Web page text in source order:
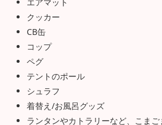
エアマット
クッカー
CB缶
コップ
ペグ
テントのポール
シュラフ
着替え/お風呂グッズ
ランタンやカトラリーなど、こま